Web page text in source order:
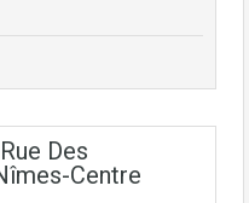
Des
Centre